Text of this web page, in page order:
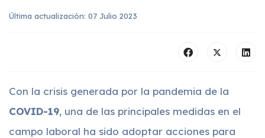
Última actualización: 07 Julio 2023
Con la crisis generada por la pandemia de la
COVID-19, una de las principales medidas en el
campo laboral ha sido adoptar acciones para